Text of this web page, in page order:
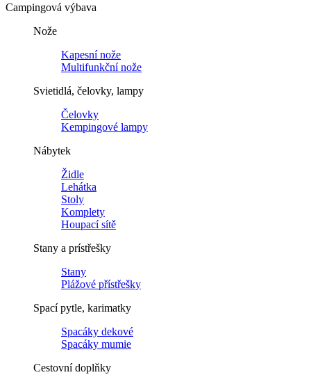
Campingová výbava
Nože
Kapesní nože
Multifunkční nože
Svietidlá, čelovky, lampy
Čelovky
Kempingové lampy
Nábytek
Židle
Lehátka
Stoly
Komplety
Houpací sítě
Stany a prístřešky
Stany
Plážové přístřešky
Spací pytle, karimatky
Spacáky dekové
Spacáky mumie
Cestovní doplňky